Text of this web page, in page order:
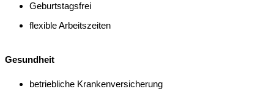
Geburtstagsfrei
flexible Arbeitszeiten
Gesundheit
betriebliche Krankenversicherung